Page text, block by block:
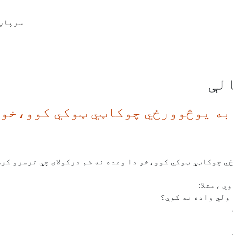
یوڅوورځي چوکاټي ټوکي
چوکاټي ټوکي کوو،خو دا وعده نه شم درکولای چي ترسرو
،مثلا:
ولي واده نه کوې؟